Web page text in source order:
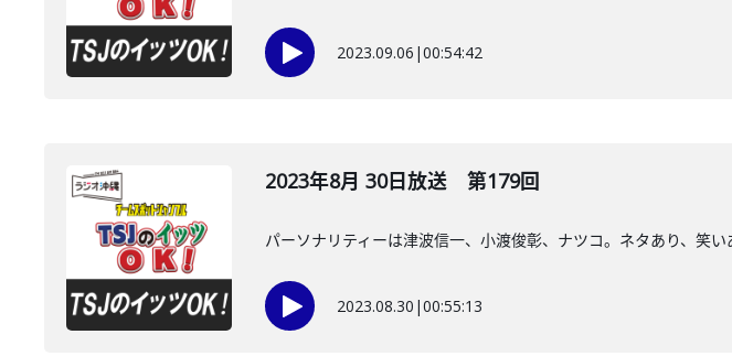
2023.09.06 |00:54:42
2023年8月 30日放送 第179回
パーソナリティーは津波信一、小渡俊彰、ナツコ。ネタあり、笑
2023.08.30 |00:55:13